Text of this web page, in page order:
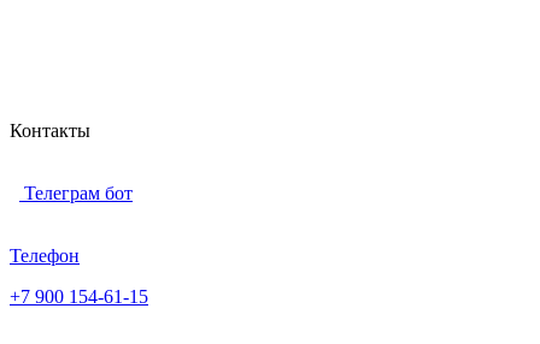
Контакты
Телеграм бот
Телефон
+7 900 154-61-15